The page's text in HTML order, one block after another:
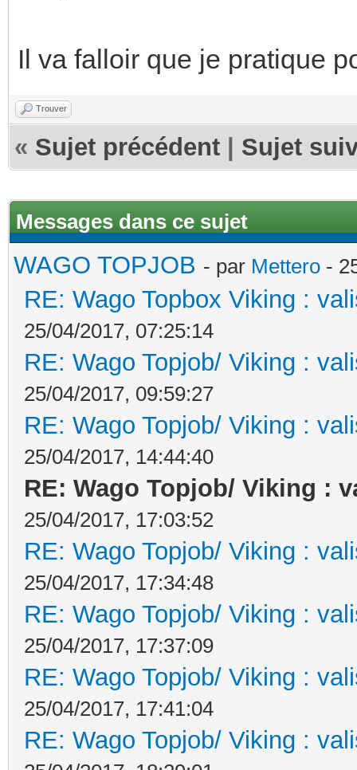
Il va falloir que je pratique
Trouver
« Sujet précédent Sujet
Messages dans ce sujet
WAGO TOPJOB - par Mettero -
RE: Wago Topbox Viking :
25/04/2017, 07:25:14
RE: Wago Topjob/ Viking :
25/04/2017, 09:59:27
RE: Wago Topjob/ Viking :
25/04/2017, 14:44:40
RE: Wago Topjob/ Viking :
25/04/2017, 17:03:52
RE: Wago Topjob/ Viking :
25/04/2017, 17:34:48
RE: Wago Topjob/ Viking :
25/04/2017, 17:37:09
RE: Wago Topjob/ Viking :
25/04/2017, 17:41:04
RE: Wago Topjob/ Viking :